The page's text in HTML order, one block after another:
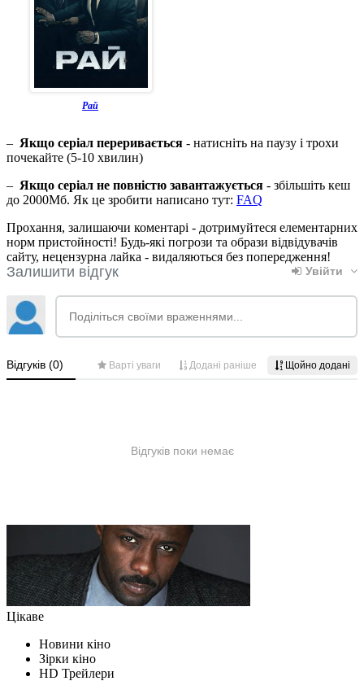
Рай
– Якщо серіал переривається - натисніть на паузу і трохи
почекайте (5-10 хвилин)
– Якщо серіал не повністю завантажується - збільшіть кеш
до 2000Мб. Як це зробити написано тут: FAQ
Прохання, залишаючи коментарі - дотримуйтеся елементарних
норм пристойності! Будь-які погрози та образи відвідувачів
сайту, нецензурна лайка - видаляються без попередження!
Цікаве
Новини кіно
Зірки кіно
HD Трейлери